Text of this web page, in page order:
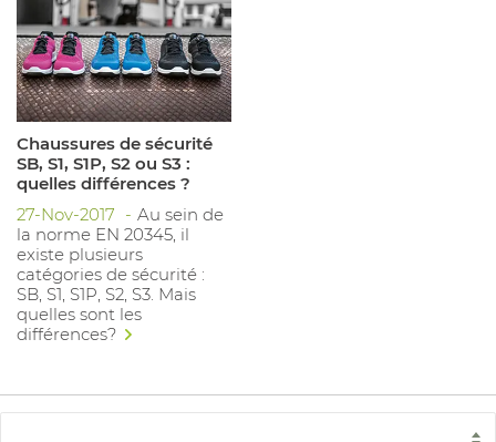
Chaussures de sécurité
SB, S1, S1P, S2 ou S3 :
quelles différences ?
27-Nov-2017
Au sein de
la norme EN 20345, il
existe plusieurs
catégories de sécurité :
SB, S1, S1P, S2, S3. Mais
quelles sont les
différences?